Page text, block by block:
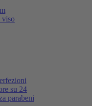
viso
su 24
parabeni